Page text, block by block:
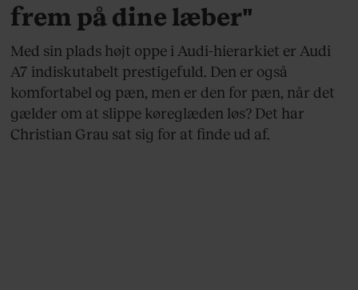
frem på dine læber"
Med sin plads højt oppe i Audi-hierarkiet er Audi
A7 indiskutabelt prestigefuld. Den er også
komfortabel og pæn, men er den for pæn, når det
gælder om at slippe køreglæden løs? Det har
Christian Grau sat sig for at finde ud af.